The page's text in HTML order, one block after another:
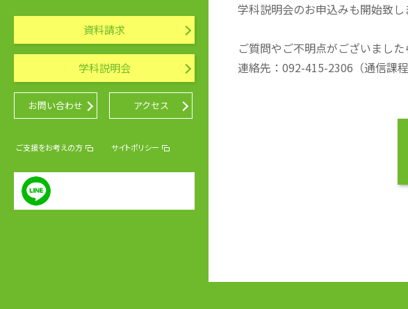
資料請求
学科説明会
お問い合わせ アクセス
ご支援をお考えの方 サイトポリシー
学科説明会のお申込みも開始致し
ご質問やご不明点がございまし
連絡先：092-415-2306（通信課程